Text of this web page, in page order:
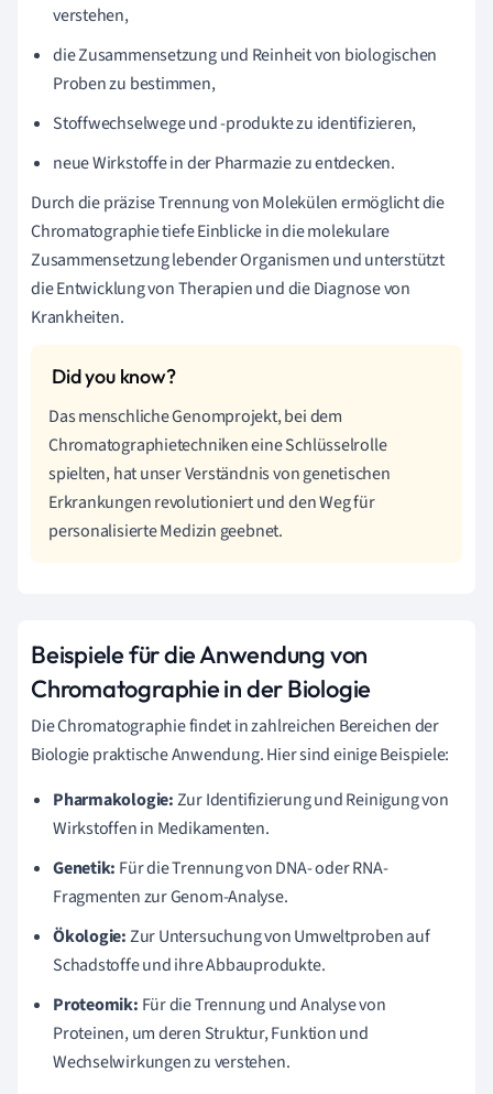
verstehen,
die Zusammensetzung und Reinheit von biologischen
Proben zu bestimmen,
Stoffwechselwege und -produkte zu identifizieren,
neue Wirkstoffe in der Pharmazie zu entdecken.
Durch die präzise Trennung von Molekülen ermöglicht die
Chromatographie tiefe Einblicke in die molekulare
Zusammensetzung lebender Organismen und unterstützt
die Entwicklung von Therapien und die Diagnose von
Krankheiten.
Das menschliche Genomprojekt, bei dem
Chromatographietechniken eine Schlüsselrolle
spielten, hat unser Verständnis von genetischen
Erkrankungen revolutioniert und den Weg für
personalisierte Medizin geebnet.
Beispiele für die Anwendung von
Chromatographie in der Biologie
Die Chromatographie findet in zahlreichen Bereichen der
Biologie praktische Anwendung. Hier sind einige Beispiele:
Pharmakologie:Zur Identifizierung und Reinigung von
Wirkstoffen in Medikamenten.
Genetik: Für die Trennung von DNA- oder RNA-
Fragmenten zur Genom-Analyse.
Ökologie:Zur Untersuchung von Umweltproben auf
Schadstoffe und ihre Abbauprodukte.
Proteomik: Für die Trennung und Analyse von
Proteinen, um deren Struktur, Funktion und
Wechselwirkungen zu verstehen.